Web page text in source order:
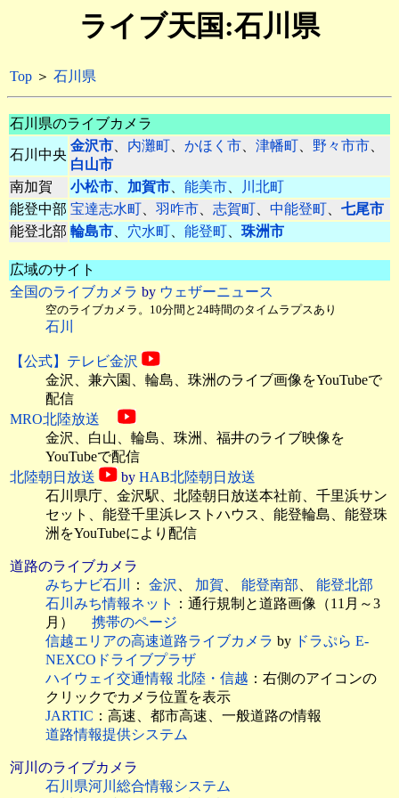
ライブ天国:石川県
Top ＞ 石川県
石川県のライブカメラ
石川中央
金沢市、 内灘町、 かほく市、 津幡町、 野々市市、
白山市
南加賀
小松市、 加賀市、 能美市、
川北町
能登中部 宝達志水町、 羽咋市、 志賀町、 中能登町、 七尾市
能登北部 輪島市、 穴水町、 能登町、 珠洲市
広域のサイト
全国のライブカメラ by ウェザーニュース
空のライブカメラ。10分間と24時間のタイムラプスあり
石川
【公式】テレビ金沢
金沢、兼六園、輪島、珠洲のライブ画像をYouTubeで
配信
MRO北陸放送
金沢、白山、輪島、珠洲、福井のライブ映像を
YouTubeで配信
北陸朝日放送
by HAB北陸朝日放送
石川県庁、金沢駅、北陸朝日放送本社前、千里浜サン
セット、能登千里浜レストハウス、能登輪島、能登珠
洲をYouTubeにより配信
道路のライブカメラ
みちナビ石川
： 金沢 、 加賀、 能登南部、 能登北部
石川みち情報ネット
：通行規制と道路画像（11月～3
月） 携帯のページ
信越エリアの高速道路ライブカメラ by ドラぷら E-
NEXCOドライブプラザ
ハイウェイ交通情報 北陸・信越 ：右側のアイコンの
クリックでカメラ位置を表示
JARTIC ：高速、都市高速、一般道路の情報
道路情報提供システム
河川のライブカメラ
石川県河川総合情報システム